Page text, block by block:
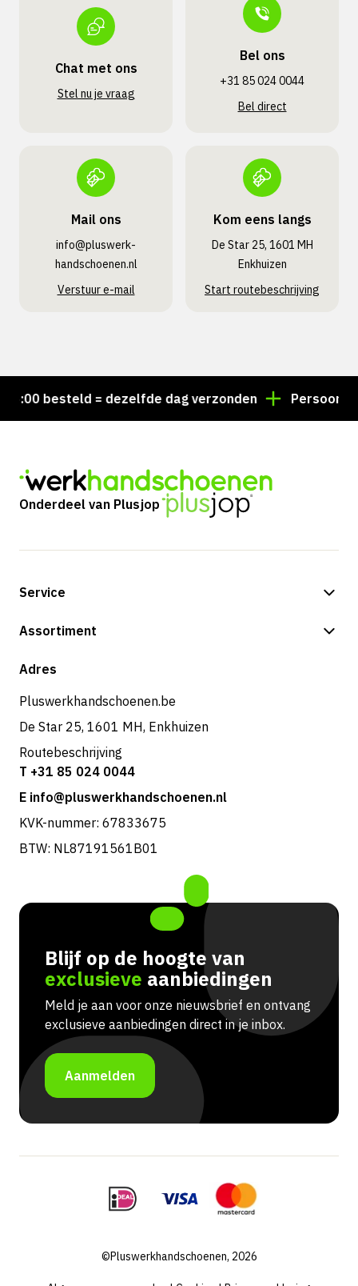
Chat met ons
Stel nu je vraag
Bel ons
+31 85 024 0044
Bel direct
Mail ons
info@pluswerk­
handschoenen.nl
Verstuur e-mail
Kom eens langs
De Star 25, 1601 MH
Enkhuizen
Start routebeschrijving
besteld = dezelfde dag verzonden Persoonlijk
Onderdeel van Plusjop
Service
Betalingsmogelijkheden
Retouren & service
Assortiment
Shop
Adres
Pluswerkhandschoenen.be
De Star 25, 1601 MH, Enkhuizen
Routebeschrijving
T +31 85 024 0044
E info@pluswerkhandschoenen.nl
KVK-nummer: 67833675
BTW: NL87191561B01
Blijf op de hoogte van
exclusieve aanbiedingen
Meld je aan voor onze nieuwsbrief en ontvang
exclusieve aanbiedingen direct in je inbox.
Aanmelden
©Pluswerkhandschoenen, 2026